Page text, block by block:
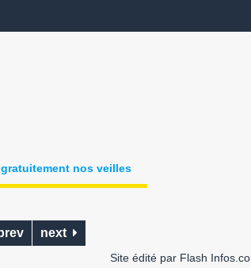
nos veilles
next
Site édité par Flash